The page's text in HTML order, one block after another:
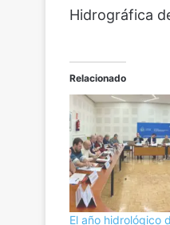
Hidrográfica
Relacionado
El año hidrológico